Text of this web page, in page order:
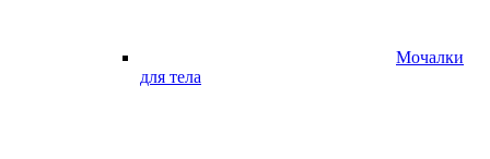
Мочалки
для тела